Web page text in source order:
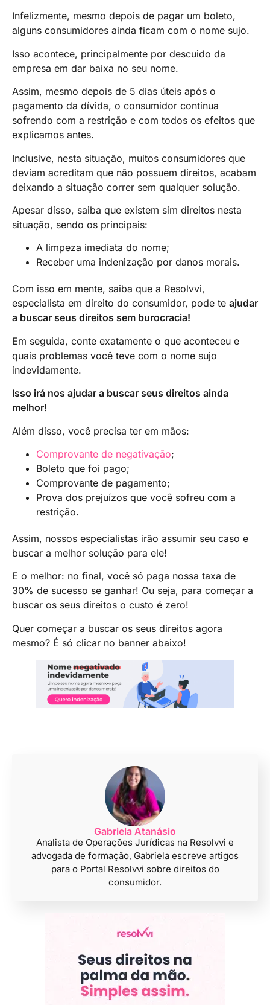
Infelizmente, mesmo depois de pagar um boleto,
alguns consumidores ainda ficam com o nome sujo.
Isso acontece, principalmente por descuido da
empresa em dar baixa no seu nome.
Assim, mesmo depois de 5 dias úteis após o
pagamento da dívida, o consumidor continua
sofrendo com a restrição e com todos os efeitos que
explicamos antes.
Inclusive, nesta situação, muitos consumidores que
deviam acreditam que não possuem direitos, acabam
deixando a situação correr sem qualquer solução.
Apesar disso, saiba que existem sim direitos nesta
situação, sendo os principais:
A limpeza imediata do nome;
Receber uma indenização por danos morais.
Com isso em mente, saiba que a Resolvvi,
especialista em direito do consumidor, pode te ajudar
a buscar seus direitos sem burocracia!
Em seguida, conte exatamente o que aconteceu e
quais problemas você teve com o nome sujo
indevidamente.
Isso irá nos ajudar a buscar seus direitos ainda
melhor!
Além disso, você precisa ter em mãos:
Comprovante de negativação;
Boleto que foi pago;
Comprovante de pagamento;
Prova dos prejuízos que você sofreu com a
restrição.
Assim, nossos especialistas irão assumir seu caso e
buscar a melhor solução para ele!
E o melhor: no final, você só paga nossa taxa de
30% de sucesso se ganhar! Ou seja, para começar a
buscar os seus direitos o custo é zero!
Quer começar a buscar os seus direitos agora
mesmo? É só clicar no banner abaixo!
Gabriela Atanásio
Analista de Operações Jurídicas na Resolvvi e
advogada de formação, Gabriela escreve artigos
para o Portal Resolvvi sobre direitos do
consumidor.